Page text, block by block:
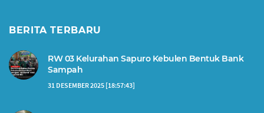
BERITA TERBARU
RW 03 Kelurahan Sapuro Kebulen Bentuk Bank
Sampah
31 DESEMBER 2025 [18:57:43]